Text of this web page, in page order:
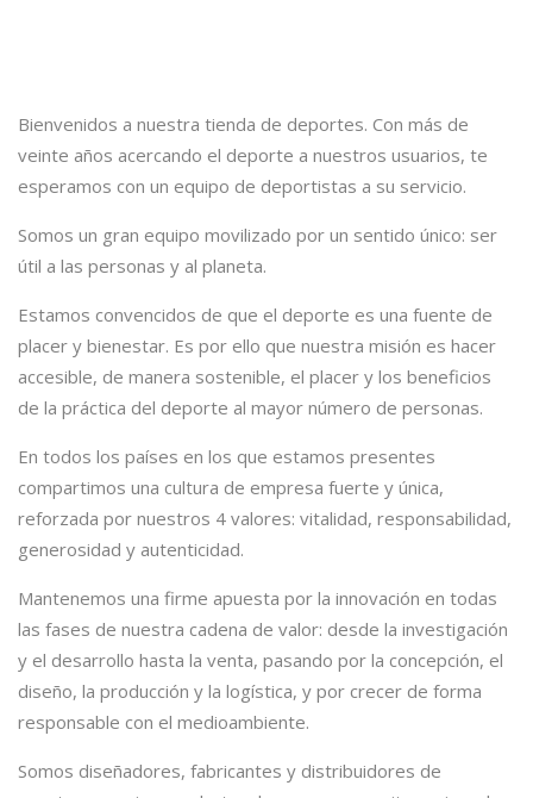
Bienvenidos a nuestra tienda de deportes. Con más de
veinte años acercando el deporte a nuestros usuarios, te
esperamos con un equipo de deportistas a su servicio.
Somos un gran equipo movilizado por un sentido único: ser
útil a las personas y al planeta.
Estamos convencidos de que el deporte es una fuente de
placer y bienestar. Es por ello que nuestra misión es hacer
accesible, de manera sostenible, el placer y los beneficios
de la práctica del deporte al mayor número de personas.
En todos los países en los que estamos presentes
compartimos una cultura de empresa fuerte y única,
reforzada por nuestros 4 valores: vitalidad, responsabilidad,
generosidad y autenticidad.
Mantenemos una firme apuesta por la innovación en todas
las fases de nuestra cadena de valor: desde la investigación
y el desarrollo hasta la venta, pasando por la concepción, el
diseño, la producción y la logística, y por crecer de forma
responsable con el medioambiente.
Somos diseñadores, fabricantes y distribuidores de